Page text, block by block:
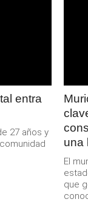
entra
27 años y
una
El
que